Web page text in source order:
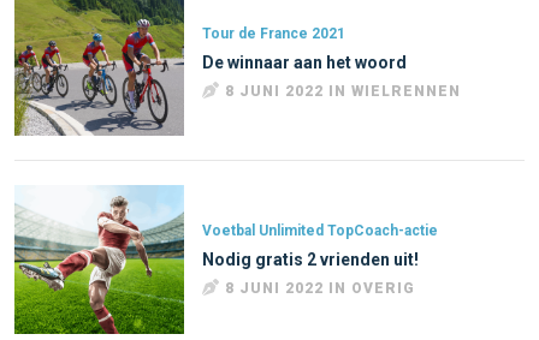
Tour de France 2021
De winnaar aan het woord
8 JUNI 2022 IN WIELRENNEN
Voetbal Unlimited TopCoach-actie
Nodig gratis 2 vrienden uit!
8 JUNI 2022 IN OVERIG